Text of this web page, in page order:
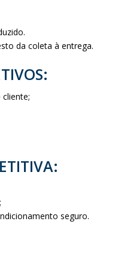
da coleta à entrega.
seguro.